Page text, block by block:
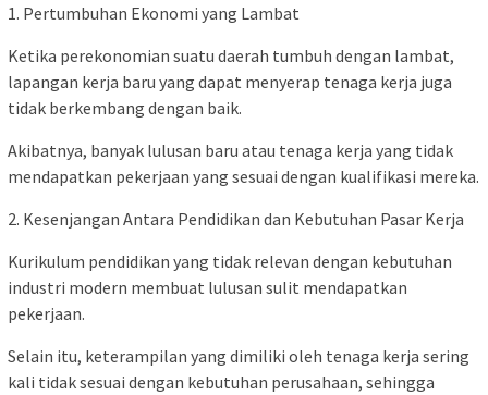
1. Pertumbuhan Ekonomi yang Lambat
Ketika perekonomian suatu daerah tumbuh dengan lambat,
lapangan kerja baru yang dapat menyerap tenaga kerja juga
tidak berkembang dengan baik.
Akibatnya, banyak lulusan baru atau tenaga kerja yang tidak
mendapatkan pekerjaan yang sesuai dengan kualifikasi mereka.
2. Kesenjangan Antara Pendidikan dan Kebutuhan Pasar Kerja
Kurikulum pendidikan yang tidak relevan dengan kebutuhan
industri modern membuat lulusan sulit mendapatkan
pekerjaan.
Selain itu, keterampilan yang dimiliki oleh tenaga kerja sering
kali tidak sesuai dengan kebutuhan perusahaan, sehingga